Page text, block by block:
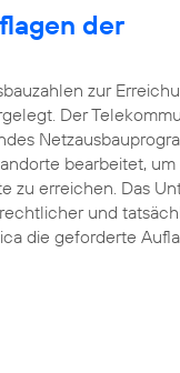
der
zur
Der
bearbeitet, um
zu erreichen. Das
und
die geforderte